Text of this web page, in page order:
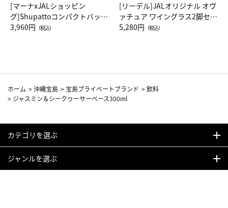
[マーナxJALショッピン
グ]Shupattoコンパクトバッグ
Drop JAL客室乗務員（LC）ス
3,960円 （税込）
[リーデル]JALオリジナル オヴ
ァチュア ワイングラス2脚セッ
ト（レッドワイン）
5,280円 （税込）
ホーム >沖縄宝島 > 宝島プライベートブランド >飲料
> ジャスミン＆シークヮーサーベース300ml
カテゴリを選ぶ
ジャンルを選ぶ